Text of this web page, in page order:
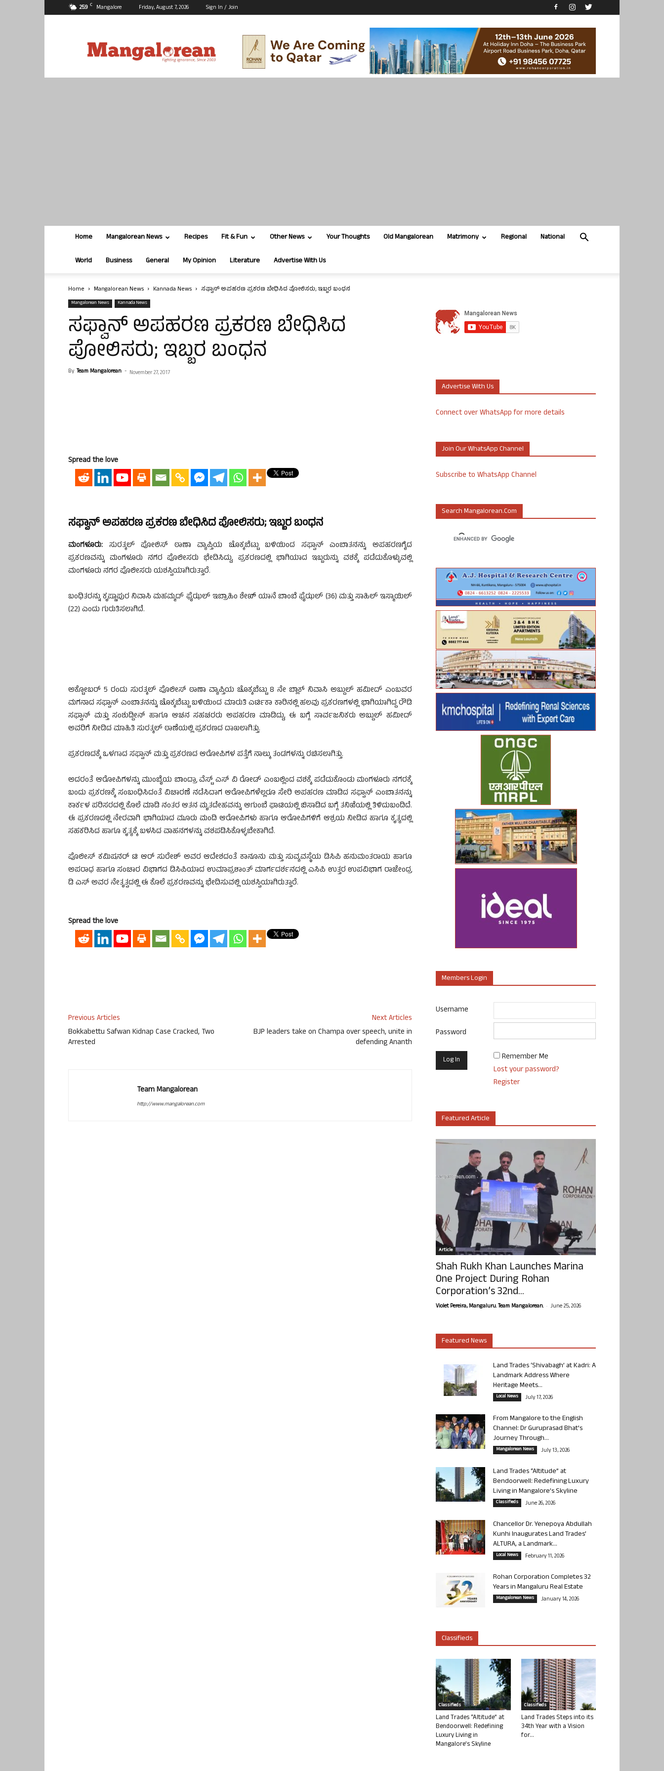
25.9 C Mangalore Friday, August 7, 2026 Sign In / Join
Home Mangalorean News Recipes Fit & Fun Other News Your Thoughts Old Mangalorean Matrimony Regional National
World Business General My Opinion Literature Advertise With Us
Home Mangalorean News Kannada News ಸಫ್ವಾನ್ ಅಪಹರಣ ಪ್ರಕರಣ ಬೇಧಿಸಿದ ಪೋಲಿಸರು; ಇಬ್ಬರ ಬಂಧನ
Mangalorean News Kannada News
ಸಫ್ವಾನ್ ಅಪಹರಣ ಪ್ರಕರಣ ಬೇಧಿಸಿದ
ಪೋಲಿಸರು; ಇಬ್ಬರ ಬಂಧನ
By Team Mangalorean - November 27, 2017
Spread the love
ಸಫ್ವಾನ್ ಅಪಹರಣ ಪ್ರಕರಣ ಬೇಧಿಸಿದ ಪೋಲಿಸರು; ಇಬ್ಬರ ಬಂಧನ
ಮಂಗಳೂರು: ಸುರತ್ಕಲ್ ಪೋಲಿಸ್ ಠಾಣಾ ವ್ಯಾಪ್ತಿಯ ಚೊಕ್ಕಬೆಟ್ಟು ಬಳಿಯಿಂದ ಸಫ್ವಾನ್ ಎಂಬಾತನನ್ನು ಅಪಹರಣಗೈದ
ಪ್ರಕರಣವನ್ನು ಮಂಗಳೂರು ನಗರ ಪೊಲೀಸರು ಭೇದಿಸಿದ್ದು, ಪ್ರಕರಣದಲ್ಲಿ ಭಾಗಿಯಾದ ಇಬ್ಬರುನ್ನು ವಶಕ್ಕೆ ಪಡೆದುಕೊಳ್ಳುವಲ್ಲಿ
ಮಂಗಳೂರು ನಗರ ಪೊಲೀಸರು ಯಶಸ್ವಿಯಾಗಿರುತ್ತಾರೆ.
ಬಂಧಿತರನ್ನು ಕೃಷ್ಣಾಪುರ ನಿವಾಸಿ ಮಹಮ್ಮದ್ ಫೈಝಲ್ ಇಬ್ರಾಹಿಂ ಶೇಖ್ ಯಾನೆ ಬಾಂಬೆ ಫೈಝಲ್ (36) ಮತ್ತು ಸಾಹಿಲ್ ಇಸ್ಮಾಯಿಲ್
(22) ಎಂದು ಗುರುತಿಸಲಾಗಿದೆ.
ಅಕ್ಟೋಬರ್ 5 ರಂದು ಸುರತ್ಕಲ್ ಪೊಲೀಸ್ ಠಾಣಾ ವ್ಯಾಪ್ತಿಯ ಚೊಕ್ಕಬೆಟ್ಟು 8 ನೇ ಬ್ಲಾಕ್ ನಿವಾಸಿ ಅಬ್ದುಲ್ ಹಮೀದ್ ಎಂಬವರ
ಮಗನಾದ ಸಫ್ವಾನ್ ಎಂಬಾತನನ್ನು ಚೊಕ್ಕಬೆಟ್ಟು ಬಳಿಯಿಂದ ಮಾರುತಿ ಎರ್ಟಿಕಾ ಕಾರಿನಲ್ಲಿ ಹಲವು ಪ್ರಕರಣಗಳಲ್ಲಿ ಭಾಗಿಯಾಗಿದ್ದ ರೌಡಿ
ಸಫ್ವಾನ್ ಮತ್ತು ಸಂಶುದ್ದೀನ್ ಹಾಗೂ ಆಚನ ಸಹಚರರು ಅಪಹರಣ ಮಾಡಿದ್ದು, ಈ ಬಗ್ಗೆ ಸಾರ್ವಜನಿಕರು ಅಬ್ದುಲ್ ಹಮೀದ್
ಅವರಿಗೆ ನೀಡಿದ ಮಾಹಿತಿ ಸುರತ್ಕಲ್ ಠಾಣೆಯಲ್ಲಿ ಪ್ರಕರಣದ ದಾಖಲಾಗಿತ್ತು.
ಪ್ರಕರಣದಕ್ಕೆ ಒಳಗಾದ ಸಫ್ವಾನ್ ಮತ್ತು ಪ್ರಕರಣದ ಆರೋಪಿಗಳ ಪತ್ತೆಗೆ ನಾಲ್ಕು ತಂಡಗಳನ್ನು ರಚಿಸಲಾಗಿತ್ತು.
ಅದರಂತೆ ಆರೋಪಿಗಳನ್ನು ಮುಂಬೈಯ ಬಾಂದ್ರಾ ವೆಸ್ಟ್ ಎಸ್ ವಿ ರೋಡ್ ಎಂಬಲ್ಲಿಂದ ವಶಕ್ಕೆ ಪಡೆದುಕೊಂಡು ಮಂಗಳೂರು ನಗರಕ್ಕೆ
ಬಂದು ಪ್ರಕರಣಕ್ಕೆ ಸಂಬಂಧಿಸಿದಂತೆ ವಿಚಾರಣೆ ನಡೆಸಿದಾಗ ಆರೋಪಿಗಳೆಲ್ಲರೂ ಸೇರಿ ಅಪಹರಣ ಮಾಡಿದ ಸಫ್ವಾನ್ ಎಂಬಾತನನ್ನು
ಕಾರ್ಕಳ ಪರಿಸರದಲ್ಲಿ ಕೊಲೆ ಮಾಡಿ ನಂತರ ಆತನ ಮೃತದೇಹವನ್ನು ಆಗುಂಬೆ ಘಾಟಿಯಲ್ಲಿ ಬಿಸಾಡಿದ ಬಗ್ಗೆ ತನಿಖೆಯಲ್ಲಿ ತಿಳಿದುಬಂದಿದೆ.
ಈ ಪ್ರಕರಣದಲ್ಲಿ ನೇರವಾಗಿ ಭಾಗಿಯಾದ ಮೂರು ಮಂದಿ ಆರೋಪಿಗಳು ಹಾಗೂ ಆರೋಪಿಗಳಿಗೆ ಆಶ್ರಯ ನೀಡಿದ ಹಾಗೂ ಕೃತ್ಯದಲ್ಲಿ
ಸಹಕರಿಸಿದ ಹಾಗೂ ಕೃತ್ಯಕ್ಕೆ ಬಳಸಿದ ವಾಹನಗಳನ್ನು ವಶಪಡಿಸಿಕೊಳ್ಳಬೇಕಾಗಿದೆ.
ಪೊಲೀಸ್ ಕಮಿಷನರ್ ಟಿ ಆರ್ ಸುರೇಶ್ ಅವರ ಆದೇಶದಂತೆ ಕಾನೂನು ಮತ್ತು ಸುವ್ಯವಸ್ಥೆಯ ಡಿಸಿಪಿ ಹನುಮಂತರಾಯ ಹಾಗೂ
ಅಪರಾಧ ಹಾಗೂ ಸಂಚಾರ ವಿಭಾಗದ ಡಿಸಿಪಿಯಾದ ಉಮಾಪ್ರಶಾಂತ್ ಮಾರ್ಗದರ್ಶನದಲ್ಲಿ ಎಸಿಪಿ ಉತ್ತರ ಉಪವಿಭಾಗ ರಾಜೇಂದ್ರ
ಡಿ ಎಸ್ ಅವರ ನೇತೃತ್ವದಲ್ಲಿ ಈ ಕೊಲೆ ಪ್ರಕರಣವನ್ನು ಭೇದಿಸುವಲ್ಲಿ ಯಶಸ್ವಿಯಾಗಿರುತ್ತಾರೆ.
Spread the love
Previous Articles
Bokkabettu Safwan Kidnap Case Cracked, Two
Arrested
Next Articles
BJP leaders take on Champa over speech, unite in
defending Ananth
Team Mangalorean
http://www.mangalorean.com
Advertise With Us
Connect over WhatsApp for more details
Join Our WhatsApp Channel
Subscribe to WhatsApp Channel
Search Mangalorean.com
Members Login
Username
Password
Remember Me
Lost your password?
Register
Featured Article
Article
Shah Rukh Khan Launches Marina
One Project During Rohan
Corporation’s 32nd...
Violet Pereira, Mangaluru. Team Mangalorean. - June 25, 2026
Featured News
Land Trades ‘Shivabagh’ at Kadri: A
Landmark Address Where
Heritage Meets...
Local News July 17, 2026
From Mangalore to the English
Channel: Dr Guruprasad Bhat’s
Journey Through...
Mangalorean News July 13, 2026
Land Trades “Altitude” at
Bendoorwell: Redefining Luxury
Living in Mangalore’s Skyline
Classifieds June 26, 2026
Chancellor Dr. Yenepoya Abdullah
Kunhi Inaugurates Land Trades’
ALTURA, a Landmark...
Local News February 11, 2026
Rohan Corporation Completes 32
Years in Mangaluru Real Estate
Mangalorean News January 14, 2026
Classifieds
Classifieds
Land Trades “Altitude” at
Bendoorwell: Redefining
Luxury Living in
Mangalore’s Skyline
Classifieds
Land Trades Steps into its
34th Year with a Vision
for...